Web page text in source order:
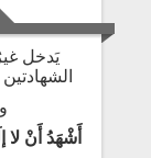
يَدخل
أَشْهَدُ أَنْ لا